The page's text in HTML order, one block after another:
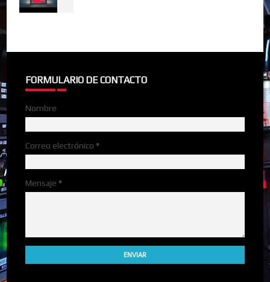
FORMULARIO DE CONTACTO
Nombre
Correo electrónico*
Mensaje*